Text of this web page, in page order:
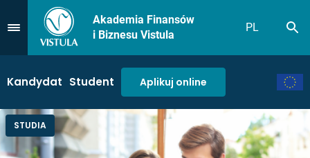
Przejdź do Menu
Akademia Finansów
i Biznesu Vistula
PL
Kandydat Student Aplikuj online
STUDIA